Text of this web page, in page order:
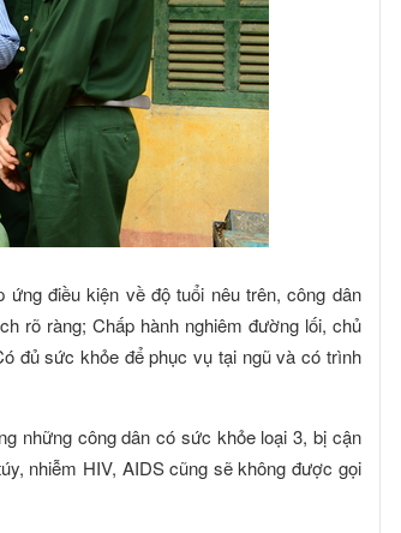
điều kiện về độ tuổi nêu trên, công dân
rõ ràng; Chấp hành nghiêm đường lối, chủ
đủ sức khỏe để phục vụ tại ngũ và có trình
những công dân có sức khỏe loại 3, bị cận
nhiễm HIV, AIDS cũng sẽ không được gọi